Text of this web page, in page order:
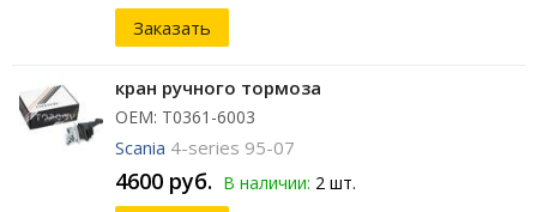
Заказать
кран ручного тормоза
ОЕМ: T0361-6003
Scania 4-series 95-07
4600 руб. В наличии: 2 шт.